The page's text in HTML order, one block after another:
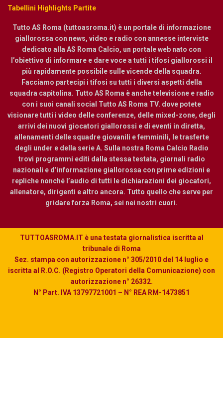
Tabellini Highlights Partite
Tutto AS Roma (tuttoasroma.it) è un portale di informazione
giallorossa con news, video e radio con annesse interviste
dedicato alla AS Roma Calcio, un portale web nato con
l’obiettivo di informare e dare voce a tutti i tifosi giallorossi il
più rapidamente possibile sulle vicende della squadra.
Facciamo partecipi i tifosi su tutti i diversi aspetti della
squadra capitolina. Tutto AS Roma è anche televisione e radio
con i suoi canali social Tutto AS Roma TV. dove potete
visionare tutti i video delle conferenze, delle mixed-zone, degli
arrivi dei nuovi giocatori giallorossi e di eventi in diretta,
allenamenti delle squadre giovanili e femminili, le trasferte
degli under e della serie A. Sulla nostra Roma Calcio Radio
trovi programmi editi dalla stessa testata, giornali radio
nazionali e d’informazione giallorossa con prime edizioni e
repliche nonché l’audio di tutti le dichiarazioni dei giocatori,
allenatore, dirigenti e altro ancora. Tutto quello che serve per
gridare forza Roma, sei nei nostri cuori.
TUTTOASROMA.IT è una testata giornalistica iscritta al
tribunale di Roma
Sez. stampa con autorizzazione n° 305/2010 del 14 luglio e
iscritta al R.O.C. (Registro Operatori della Comunicazione) con
autorizzazione n° 26332.
N° Part. IVA 13797721001 – N° REA RM-1473851